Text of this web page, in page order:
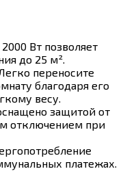
Вт позволяет
до 25 м².
переносите
благодаря его
весу.
защитой от
отключением при
платежах.